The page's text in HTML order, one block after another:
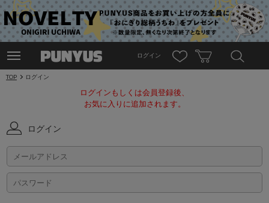
ログイン
TOP ログイン
ログインもしくは会員登録後、
お気に入りに追加されます。
ログイン